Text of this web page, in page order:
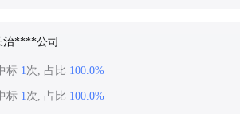
治****公司
标 1次, 占比 100.0%
标 1次, 占比 100.0%